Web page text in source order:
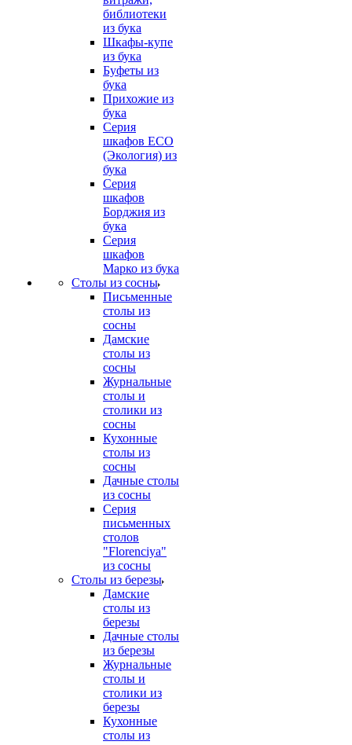
библиотеки
из бука
Шкафы-купе
из бука
Буфеты из
бука
Прихожие из
бука
Серия
шкафов ECO
(Экология) из
бука
Серия
шкафов
Борджия из
бука
Серия
шкафов
Марко из бука
Столы из сосны
Письменные
столы из
сосны
Дамские
столы из
сосны
Журнальные
столы и
столики из
сосны
Кухонные
столы из
сосны
Дачные столы
из сосны
Серия
письменных
столов
"Florenciya"
из сосны
Столы из березы
Дамские
столы из
березы
Дачные столы
из березы
Журнальные
столы и
столики из
березы
Кухонные
столы из